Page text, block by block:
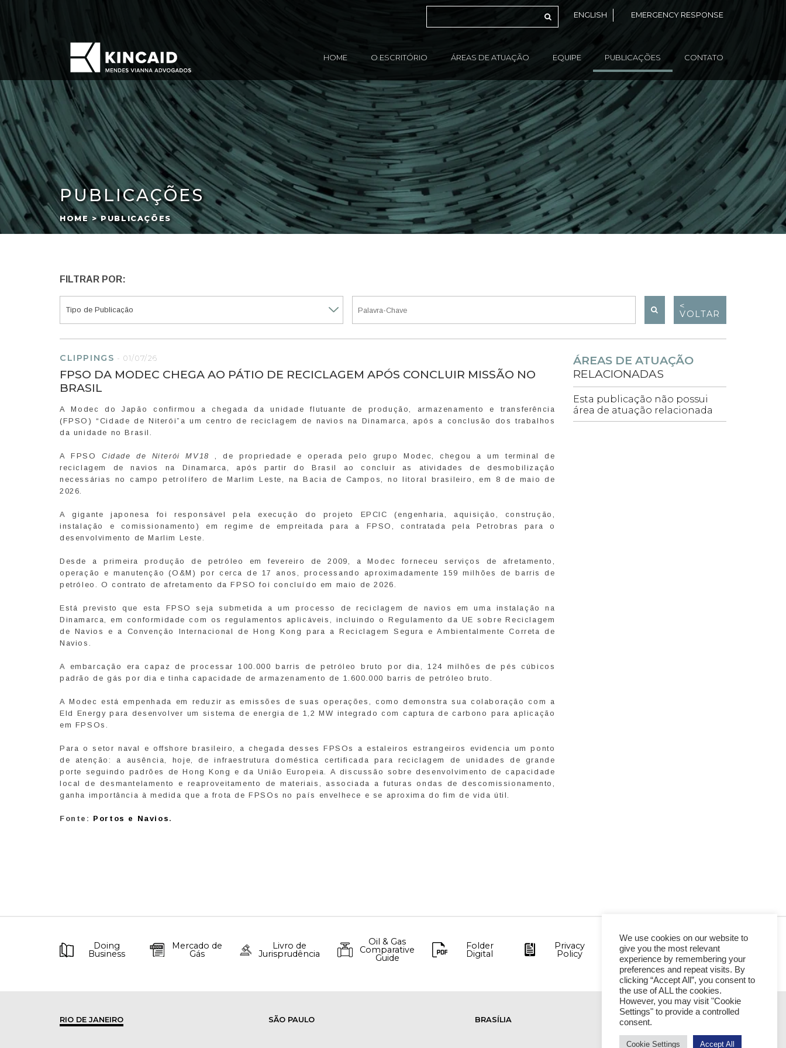
ENGLISH EMERGENCY RESPONSE
HOME O ESCRITÓRIO ÁREAS DE ATUAÇÃO EQUIPE PUBLICAÇÕES CONTATO
PUBLICAÇÕES
HOME > PUBLICAÇÕES
FILTRAR POR:
<
VOLTAR
CLIPPINGS -01/07/26
FPSO DA MODEC CHEGA AO PÁTIO DE RECICLAGEM APÓS CONCLUIR MISSÃO NO
BRASIL
A Modec do Japão confirmou a chegada da unidade flutuante de produção, armazenamento e transferência
(FPSO) “Cidade de Niterói”a um centro de reciclagem de navios na Dinamarca, após a conclusão dos trabalhos
da unidade no Brasil.
A FPSO Cidade de Niterói MV18
, de propriedade e operada pelo grupo Modec, chegou a um terminal de
reciclagem de navios na Dinamarca, após partir do Brasil ao concluir as atividades de desmobilização
necessárias no campo petrolífero de Marlim Leste, na Bacia de Campos, no litoral brasileiro, em 8 de maio de
2026.
A gigante japonesa foi responsável pela execução do projeto EPCIC (engenharia, aquisição, construção,
instalação e comissionamento) em regime de empreitada para a FPSO, contratada pela Petrobras para o
desenvolvimento de Marlim Leste.
Desde a primeira produção de petróleo em fevereiro de 2009, a Modec forneceu serviços de afretamento,
operação e manutenção (O&M) por cerca de 17 anos, processando aproximadamente 159 milhões de barris de
petróleo. O contrato de afretamento da FPSO foi concluído em maio de 2026.
Está previsto que esta FPSO seja submetida a um processo de reciclagem de navios em uma instalação na
Dinamarca, em conformidade com os regulamentos aplicáveis, incluindo o Regulamento da UE sobre Reciclagem
de Navios e a Convenção Internacional de Hong Kong para a Reciclagem Segura e Ambientalmente Correta de
Navios.
A embarcação era capaz de processar 100.000 barris de petróleo bruto por dia, 124 milhões de pés cúbicos
padrão de gás por dia e tinha capacidade de armazenamento de 1.600.000 barris de petróleo bruto.
A Modec está empenhada em reduzir as emissões de suas operações, como demonstra sua colaboração com a
Eld Energy para desenvolver um sistema de energia de 1,2 MW integrado com captura de carbono para aplicação
em FPSOs.
Para o setor naval e offshore brasileiro, a chegada desses FPSOs a estaleiros estrangeiros evidencia um ponto
de atenção: a ausência, hoje, de infraestrutura doméstica certificada para reciclagem de unidades de grande
porte seguindo padrões de Hong Kong e da União Europeia. A discussão sobre desenvolvimento de capacidade
local de desmantelamento e reaproveitamento de materiais, associada a futuras ondas de descomissionamento,
ganha importância à medida que a frota de FPSOs no país envelhece e se aproxima do fim de vida útil.
Fonte: Portos e Navios .
ÁREAS DE ATUAÇÃO
RELACIONADAS
Esta publicação não possui
área de atuação relacionada
Doing
Business
Mercado de
Gás
Livro de
Jurisprudência
Oil & Gas
Comparative
Guide
Folder
Digital
Privacy
Policy
RIO DE JANEIRO SÃO PAULO BRASÍLIA
We use cookies on our website to
give you the most relevant
experience by remembering your
preferences and repeat visits. By
clicking “Accept All”, you consent to
the use of ALL the cookies.
However, you may visit "Cookie
Settings" to provide a controlled
consent.
Cookie Settings Accept All